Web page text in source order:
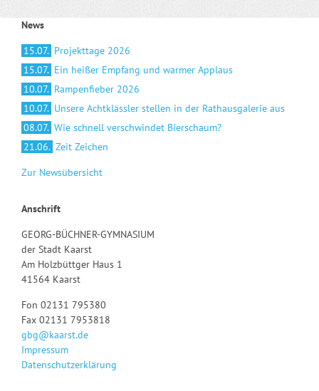
News
15.07. Projekttage 2026
15.07. Ein heißer Empfang und warmer Applaus
10.07. Rampenfieber 2026
10.07. Unsere Achtklässler stellen in der Rathausgalerie aus
08.07. Wie schnell verschwindet Bierschaum?
21.06. Zeit Zeichen
Zur Newsübersicht
Anschrift
GEORG-BÜCHNER-GYMNASIUM
der Stadt Kaarst
Am Holzbüttger Haus 1
41564 Kaarst
Fon 02131 795380
Fax 02131 7953818
gbg@kaarst.de
Impressum
Datenschutzerklärung